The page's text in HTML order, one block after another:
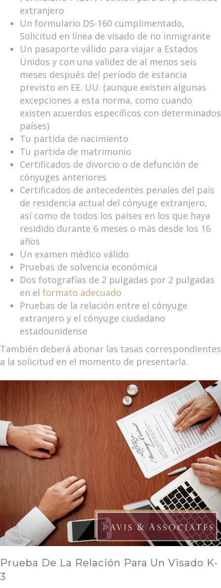
extranjero
Un formulario DS-160 cumplimentado,
Solicitud en línea de visado de no inmigrante
Un pasaporte válido para viajar a Estados
Unidos y con una validez de al menos seis
meses después del período de estancia
previsto en EE. UU. (aunque existen algunas
excepciones a esta norma, como cuando
existen acuerdos específicos con determinados
países)
Tu partida de nacimiento
Tu partida de matrimonio
Certificados de divorcio o de defunción de
cónyuges anteriores
Certificados de antecedentes penales del país
de residencia actual del cónyuge extranjero,
así como de todos los países en los que haya
residido durante 6 meses o más desde los 16
años
Un examen médico válido
Pruebas de solvencia económica
Dos fotografías de 2 pulgadas por 2 pulgadas
en el formato adecuado
Pruebas de la relación entre el cónyuge
extranjero y el cónyuge ciudadano
estadounidense
También deberá abonar las tasas correspondientes
a la solicitud en el momento de presentarla.
Prueba De La Relación Para Un Visado K-
3